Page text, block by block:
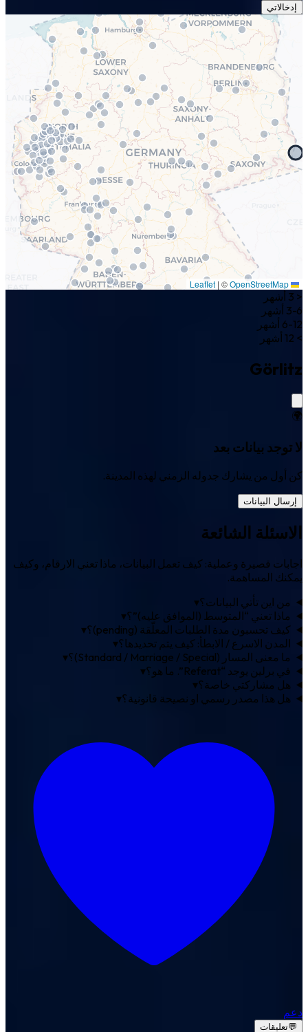
إدخالاتي
| ©OpenStreetMap
< 3 أشهر
3-6 أشهر
6-12 أشهر
> 12 أشهر
Görlitz
🌍
لا توجد بيانات بعد
كن أول من يشارك جدوله الزمني لهذه المدينة.
إرسال البيانات
الاسئلة الشائعة
اجابات قصيرة وعملية: كيف تعمل البيانات، ماذا تعني الارقام، وكيف
يمكنك المساهمة.
من اين تأتي البيانات؟▾
ماذا تعني “المتوسط (الموافق عليه)”؟▾
كيف تحسبون مدة الطلبات المعلّقة (pending)؟
▾
المدن الاسرع / الابطأ: كيف يتم تحديدها؟▾
ما معنى المسار (Standard / Marriage / Special)؟
▾
في برلين يوجد “Referat”. ما هو؟
▾
هل مشاركتي خاصة؟▾
هل هذا مصدر رسمي او نصيحة قانونية؟▾
دعم
💬تعليقات